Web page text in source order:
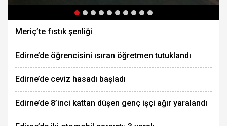
Meriç’te fıstık şenliği
Edirne’de öğrencisini ısıran öğretmen tutuklandı
Edirne’de ceviz hasadı başladı
Edirne’de 8’inci kattan düşen genç işçi ağır yaralandı